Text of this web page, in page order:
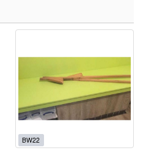
BW22